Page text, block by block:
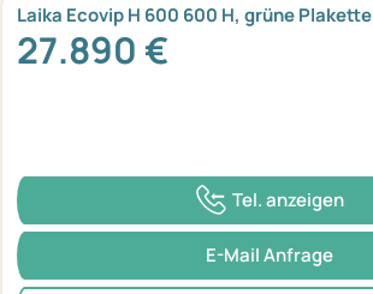
Laika Ecovip H 600 600 H, grüne Plakette
27.890 €
Tel. anzeigen
E-Mail Anfrage